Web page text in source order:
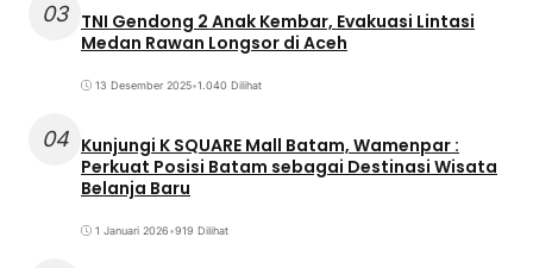
03 TNI Gendong 2 Anak Kembar, Evakuasi Lintasi
Medan Rawan Longsor di Aceh
13 Desember 2025•1.040 Dilihat
04 Kunjungi K SQUARE Mall Batam, Wamenpar :
Perkuat Posisi Batam sebagai Destinasi Wisata
Belanja Baru
1 Januari 2026•919 Dilihat